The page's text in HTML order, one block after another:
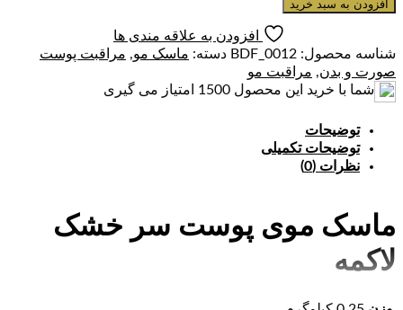
افزودن به سبد خرید
افزودن به علاقه مندی ها
شناسه محصول: BDF_0012 دسته: ماسک مو, مراقبت پوست
صورت و بدن, مراقبت مو
شما با خرید این محصول 1500 امتیاز می گیری
توضیحات
توضیحات تکمیلی
نظرات (0)
ماسک موی پوست سر خشک
لاکمه